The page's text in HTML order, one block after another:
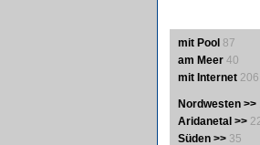
mit Pool 87
am Meer 40
mit Internet 206
Nordwesten >>
Aridanetal >>
Süden >> 35